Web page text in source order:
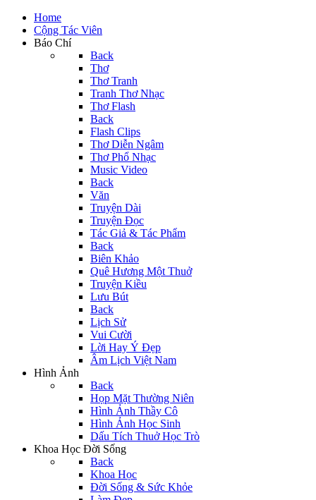
Home
Cộng Tác Viên
Báo Chí
Back
Thơ
Thơ Tranh
Tranh Thơ Nhạc
Thơ Flash
Back
Flash Clips
Thơ Diễn Ngâm
Thơ Phổ Nhạc
Music Video
Back
Văn
Truyện Dài
Truyện Đọc
Tác Giả & Tác Phẩm
Back
Biên Khảo
Quê Hương Một Thuở
Truyện Kiều
Lưu Bút
Back
Lịch Sử
Vui Cười
Lời Hay Ý Đẹp
Âm Lịch Việt Nam
Hình Ảnh
Back
Họp Mặt Thường Niên
Hình Ảnh Thầy Cô
Hình Ảnh Học Sinh
Dấu Tích Thuở Học Trò
Khoa Học Đời Sống
Back
Khoa Học
Đời Sống & Sức Khỏe